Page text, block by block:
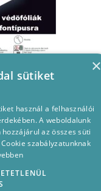
×
sütiket
használ a felhasználói
A weboldalunk
az összes süti
szabályzatunknak